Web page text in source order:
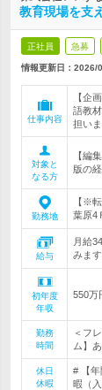
教育現場を支
正社員 急募
情報更新日：2026/
仕事内容
【企
語教
担いま
対象と
なる方
【編
版の
勤務地
【※
葉原4
給与
月給
みま
初年度
年収
550万
勤務
時間
＜フ
ム】
休日
休暇
# 【
暇（